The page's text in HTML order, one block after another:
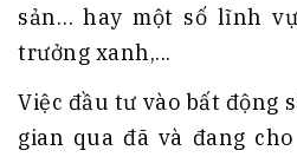
sản… hay một số lĩnh
trưởng xanh,...
Việc đầu tư vào bất động
gian qua đã và đang